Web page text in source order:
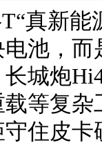
真新能
池，
城炮
等复
住皮